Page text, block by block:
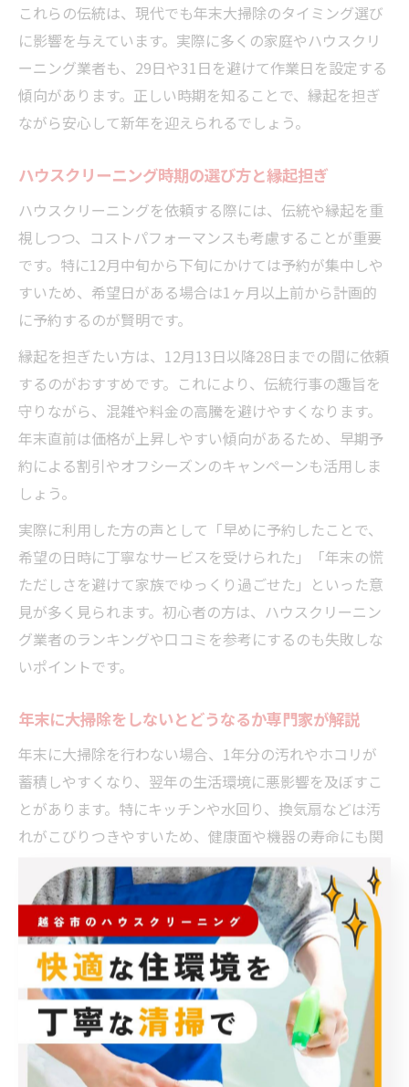
これらの伝統は、現代でも年末大掃除のタイミング選び
に影響を与えています。実際に多くの家庭やハウスクリ
ーニング業者も、29日や31日を避けて作業日を設定する
傾向があります。正しい時期を知ることで、縁起を担ぎ
ながら安心して新年を迎えられるでしょう。
ハウスクリーニング時期の選び方と縁起担ぎ
ハウスクリーニングを依頼する際には、伝統や縁起を重
視しつつ、コストパフォーマンスも考慮することが重要
です。特に12月中旬から下旬にかけては予約が集中しや
すいため、希望日がある場合は1ヶ月以上前から計画的
に予約するのが賢明です。
縁起を担ぎたい方は、12月13日以降28日までの間に依頼
するのがおすすめです。これにより、伝統行事の趣旨を
守りながら、混雑や料金の高騰を避けやすくなります。
年末直前は価格が上昇しやすい傾向があるため、早期予
約による割引やオフシーズンのキャンペーンも活用しま
しょう。
実際に利用した方の声として「早めに予約したことで、
希望の日時に丁寧なサービスを受けられた」「年末の慌
ただしさを避けて家族でゆっくり過ごせた」といった意
見が多く見られます。初心者の方は、ハウスクリーニン
グ業者のランキングや口コミを参考にするのも失敗しな
いポイントです。
年末に大掃除をしないとどうなるか専門家が解説
年末に大掃除を行わない場合、1年分の汚れやホコリが
蓄積しやすくなり、翌年の生活環境に悪影響を及ぼすこ
とがあります。特にキッチンや水回り、換気扇などは汚
れがこびりつきやすいため、健康面や機器の寿命にも関
わります。
ハウスクリーニングの専門家によると、定期的な大掃除
を怠ることでカビやダニの発生リスクが高まるほか、ア
レルギー症状を引き起こす場合もあるとされています。
また、汚れが蓄積すると専門業者に依頼した際の費用や
作業時間が増えるケースも多いです。
「忙しくて年末に掃除できなかった」という声もありま
すが、年明けや春先に計画的にハウスクリーニングを利